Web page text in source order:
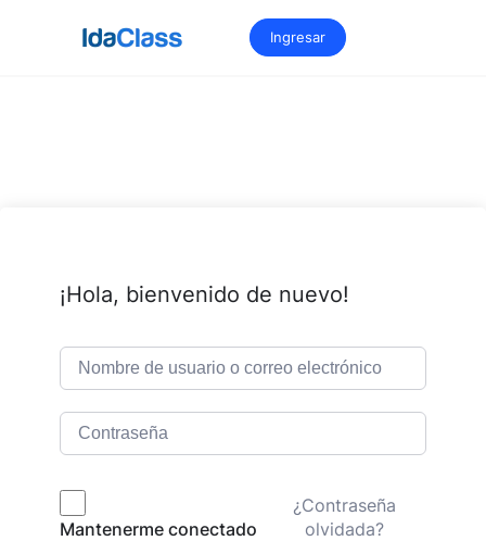
Ingresar
¡Hola, bienvenido de nuevo!
Mantenerme conectado
¿Contraseña
olvidada?